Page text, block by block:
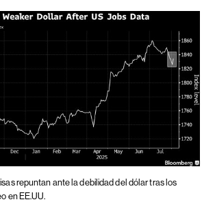
repuntan ante la debilidad del dólar tras los
en EE.UU.